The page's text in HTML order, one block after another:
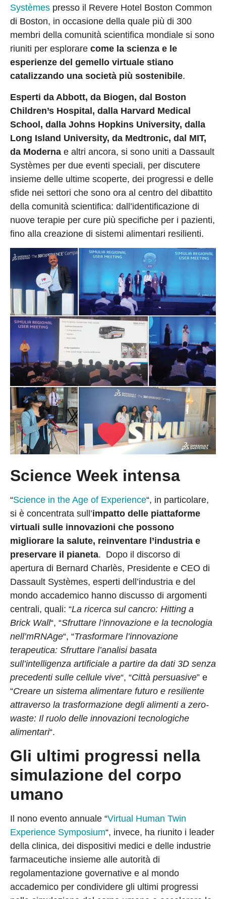
Systèmes presso il Revere Hotel Boston Common
di Boston, in occasione della quale più di 300
membri della comunità scientifica mondiale si sono
riuniti per esplorare come la scienza e le
esperienze del gemello virtuale stiano
catalizzando una società più sostenibile.
Esperti da Abbott, da Biogen, dal Boston
Children’s Hospital, dalla Harvard Medical
School, dalla Johns Hopkins University, dalla
Long Island University, da Medtronic, dal MIT,
da Moderna e altri ancora, si sono uniti a Dassault
Systèmes per due eventi speciali, per discutere
insieme delle ultime scoperte, dei progressi e delle
sfide nei settori che sono ora al centro del dibattito
della comunità scientifica: dall’identificazione di
nuove terapie per cure più specifiche per i pazienti,
fino alla creazione di sistemi alimentari resilienti.
Science Week intensa
“Science in the Age of Experience“, in particolare,
si è concentrata sull’impatto delle piattaforme
virtuali sulle innovazioni che possono
migliorare la salute, reinventare l’industria e
preservare il pianeta. Dopo il discorso di
apertura di Bernard Charlès, Presidente e CEO di
Dassault Systèmes, esperti dell’industria e del
mondo accademico hanno discusso di argomenti
centrali, quali: “La ricerca sul cancro: Hitting a
Brick Wall“, “Sfruttare l’innovazione e la tecnologia
nell’mRNAge“, “Trasformare l’innovazione
terapeutica: Sfruttare l’analisi basata
sull’intelligenza artificiale a partire da dati 3D senza
precedenti sulle cellule vive“, “Città persuasive” e
“Creare un sistema alimentare futuro e resiliente
attraverso la trasformazione degli alimenti a zero-
waste: Il ruolo delle innovazioni tecnologiche
alimentari“.
Gli ultimi progressi nella
simulazione del corpo
umano
Il nono evento annuale “Virtual Human Twin
Experience Symposium“, invece, ha riunito i leader
della clinica, dei dispositivi medici e delle industrie
farmaceutiche insieme alle autorità di
regolamentazione governative e al mondo
accademico per condividere gli ultimi progressi